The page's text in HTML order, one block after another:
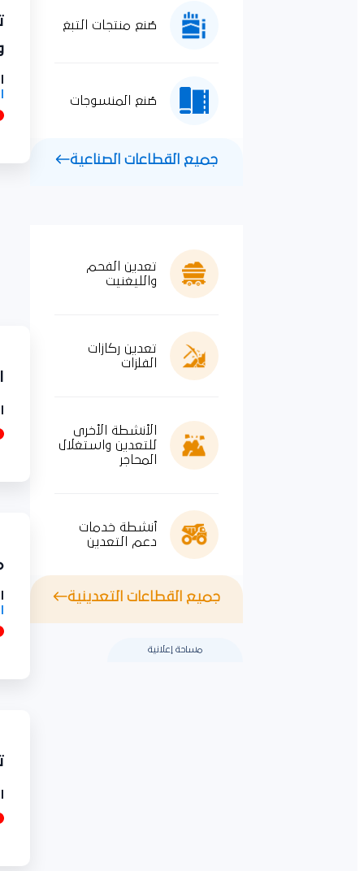
صُنع منتجات التبغ
صُنع المنسوجات
جميع القطاعات الصناعية
تعدين الفحم
والليغنيت
تعدين ركازات
الفلزات
الأنشطة الأخرى
للتعدين واستغلال
المحاجر
أنشطة خدمات
دعم التعدين
جميع القطاعات التعدينية
مساحة إعلانية